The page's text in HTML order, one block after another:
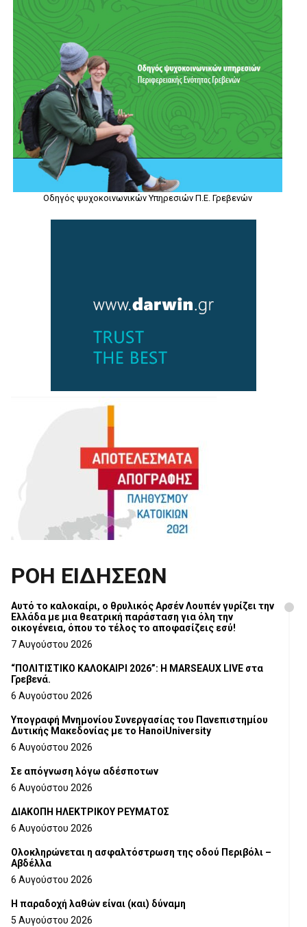
Οδηγός ψυχοκοινωνικών Υπηρεσιών Π.Ε. Γρεβενών
ΡΟΗ ΕΙΔΗΣΕΩΝ
Αυτό το καλοκαίρι, ο θρυλικός Αρσέν Λουπέν γυρίζει την
Ελλάδα με μια θεατρική παράσταση για όλη την
οικογένεια, όπου το τέλος το αποφασίζεις εσύ!
7 Αυγούστου 2026
“ΠΟΛΙΤΙΣΤΙΚΟ ΚΑΛΟΚΑΙΡΙ 2026”: Η MARSEAUX LIVE στα
Γρεβενά.
6 Αυγούστου 2026
Υπογραφή Μνημονίου Συνεργασίας του Πανεπιστημίου
Δυτικής Μακεδονίας με το HanoiUniversity
6 Αυγούστου 2026
Σε απόγνωση λόγω αδέσποτων
6 Αυγούστου 2026
ΔΙΑΚΟΠΗ ΗΛΕΚΤΡΙΚΟΥ ΡΕΥΜΑΤΟΣ
6 Αυγούστου 2026
Ολοκληρώνεται η ασφαλτόστρωση της οδού Περιβόλι –
Αβδέλλα
6 Αυγούστου 2026
H παραδοχή λαθών είναι (και) δύναμη
5 Αυγούστου 2026